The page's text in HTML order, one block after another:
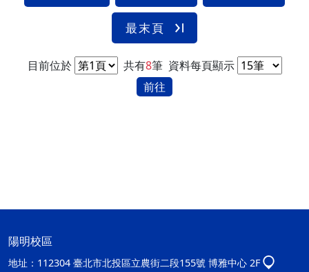
最末頁
目前位於 共有8筆 資料每頁顯示
前往
陽明校區
地址： 112304 臺北市北投區立農街二段155號 博雅中心 2F